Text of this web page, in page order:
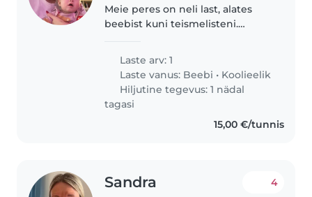
Meie peres on neli last, alates
beebist kuni teismelisteni.
päevas eelneval kokkuleppel
lapsehoidjat. Ajaliselt võib see
jääda nii..
Laste arv: 1
Laste vanus: Beebi • Koolieelik
Hiljutine tegevus: 1 nädal
tagasi
15,00 €/tunnis
Sandra 4